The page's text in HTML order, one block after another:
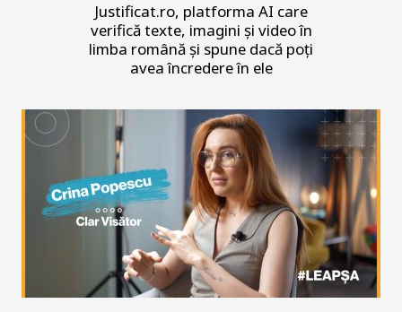
Justificat.ro, platforma AI care
verifică texte, imagini și video în
limba română și spune dacă poți
avea încredere în ele